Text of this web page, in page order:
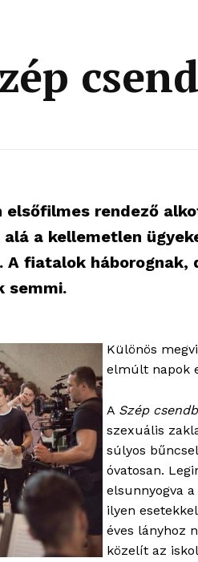
elsőfilmes rendező
a kellemetlen
A fiatalok
semmi.
Különös
elmúlt napok
A Szép
szexuális
súlyos
óvatosan.
elsunnyogva
ilyen
éves lányhoz
közelít az